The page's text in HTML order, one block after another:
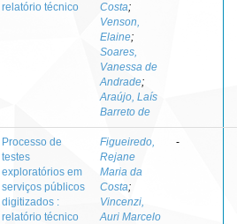
relatório técnico
Costa;
Venson,
Elaine;
Soares,
Vanessa de
Andrade;
Araújo, Laís
Barreto de
Processo de
testes
exploratórios em
serviços públicos
digitizados :
relatório técnico
Figueiredo,
Rejane
Maria da
Costa;
Vincenzi,
Auri Marcelo
-